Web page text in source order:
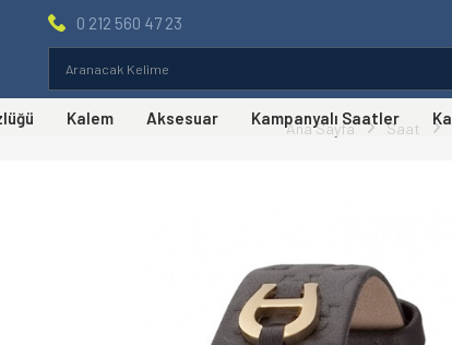
0 212 560 47 23
Kalem Aksesuar Kampanyalı Saatler
Ana Sayfa Saat